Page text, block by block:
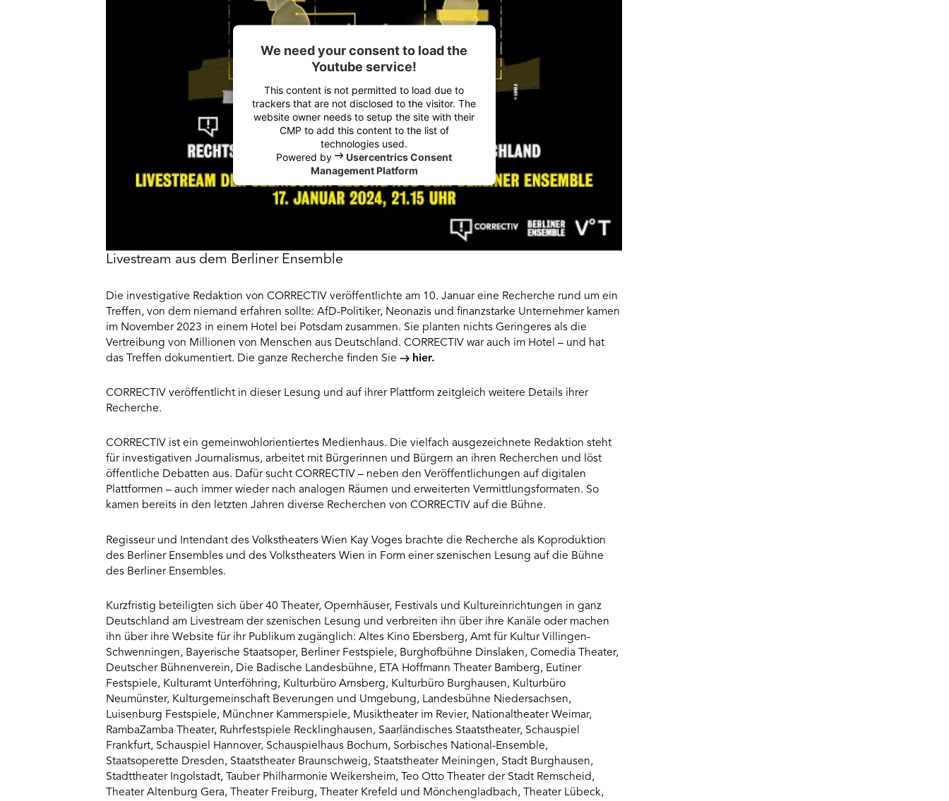
We need your consent to load the
Youtube service!
This content is not permitted to load due to
trackers that are not disclosed to the visitor. The
website owner needs to setup the site with their
CMP to add this content to the list of
technologies used.
Powered by
Usercentrics Consent
Management Platform
Livestream aus dem Berliner Ensemble
Die investigative Redaktion von CORRECTIV veröffentlichte am 10. Januar eine Recherche rund um ein
Treffen, von dem niemand erfahren sollte: AfD-Politiker, Neonazis und finanzstarke Unternehmer kamen
im November 2023 in einem Hotel bei Potsdam zusammen. Sie planten nichts Geringeres als die
Vertreibung von Millionen von Menschen aus Deutschland. CORRECTIV war auch im Hotel – und hat
das Treffen dokumentiert. Die ganze Recherche finden Sie
hier.
CORRECTIV veröffentlicht in dieser Lesung und auf ihrer Plattform zeitgleich weitere Details ihrer
Recherche.
CORRECTIV ist ein gemeinwohlorientiertes Medienhaus. Die vielfach ausgezeichnete Redaktion steht
für investigativen Journalismus, arbeitet mit Bürgerinnen und Bürgern an ihren Recherchen und löst
öffentliche Debatten aus. Dafür sucht CORRECTIV – neben den Veröffentlichungen auf digitalen
Plattformen – auch immer wieder nach analogen Räumen und erweiterten Vermittlungsformaten. So
kamen bereits in den letzten Jahren diverse Recherchen von CORRECTIV auf die Bühne.
Regisseur und Intendant des Volkstheaters Wien Kay Voges brachte die Recherche als Koproduktion
des Berliner Ensembles und des Volkstheaters Wien in Form einer szenischen Lesung auf die Bühne
des Berliner Ensembles.
Kurzfristig beteiligten sich über 40 Theater, Opernhäuser, Festivals und Kultureinrichtungen in ganz
Deutschland am Livestream der szenischen Lesung und verbreiten ihn über ihre Kanäle oder machen
ihn über ihre Website für ihr Publikum zugänglich: Altes Kino Ebersberg, Amt für Kultur Villingen-
Schwenningen, Bayerische Staatsoper, Berliner Festspiele, Burghofbühne Dinslaken, Comedia Theater,
Deutscher Bühnenverein, Die Badische Landesbühne, ETA Hoffmann Theater Bamberg, Eutiner
Festspiele, Kulturamt Unterföhring, Kulturbüro Arnsberg, Kulturbüro Burghausen, Kulturbüro
Neumünster, Kulturgemeinschaft Beverungen und Umgebung, Landesbühne Niedersachsen,
Luisenburg Festspiele, Münchner Kammerspiele, Musiktheater im Revier, Nationaltheater Weimar,
RambaZamba Theater, Ruhrfestspiele Recklinghausen, Saarländisches Staatstheater, Schauspiel
Frankfurt, Schauspiel Hannover, Schauspielhaus Bochum, Sorbisches National-Ensemble,
Staatsoperette Dresden, Staatstheater Braunschweig, Staatstheater Meiningen, Stadt Burghausen,
Stadttheater Ingolstadt, Tauber Philharmonie Weikersheim, Teo Otto Theater der Stadt Remscheid,
Theater Altenburg Gera, Theater Freiburg, Theater Krefeld und Mönchengladbach, Theater Lübeck,